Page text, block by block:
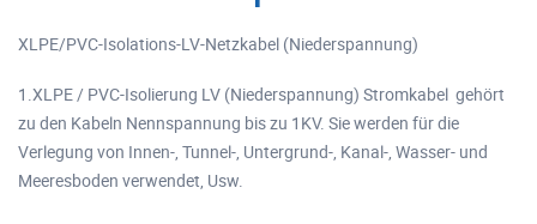
XLPE/PVC-Isolations-LV-Netzkabel (Niederspannung)
1.XLPE / PVC-Isolierung LV (Niederspannung) Stromkabel gehört
zu den Kabeln Nennspannung bis zu 1KV. Sie werden für die
Verlegung von Innen-, Tunnel-, Untergrund-, Kanal-, Wasser- und
Meeresboden verwendet, Usw.